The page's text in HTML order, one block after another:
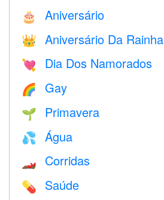
🎂 Aniversário
👑 Aniversário Da Rainha
💘 Dia Dos Namorados
🌈 Gay
🌱 Primavera
💦 Água
🏎 Corridas
💊 Saúde